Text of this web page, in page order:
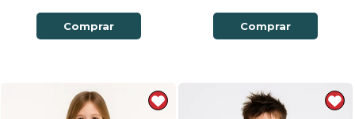
Comprar Comprar